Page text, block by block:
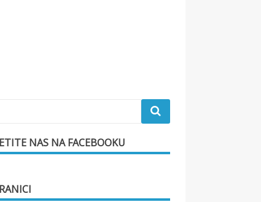
NAS NA FACEBOOKU